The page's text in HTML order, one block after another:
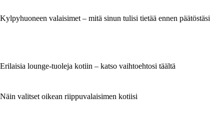
Kylpyhuoneen valaisimet – mitä sinun tulisi tietää ennen päätöstäsi
Erilaisia lounge-tuoleja kotiin – katso vaihtoehtosi täältä
Näin valitset oikean riippuvalaisimen kotiisi